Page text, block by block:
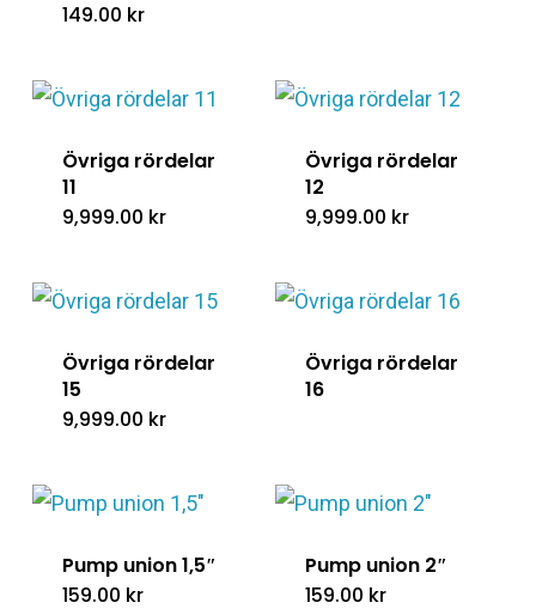
149.00 kr
Övriga rördelar
11
9,999.00 kr
Övriga rördelar
12
9,999.00 kr
Övriga rördelar
15
9,999.00 kr
Övriga rördelar
16
Pump union 1,5″
159.00 kr
Pump union 2″
159.00 kr